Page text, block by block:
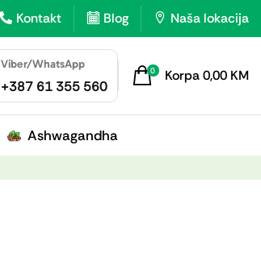
Kontakt Blog Naša lokacija
Viber/WhatsApp
+387 61 355 560
0 Korpa0,00 KM
Ashwagandha